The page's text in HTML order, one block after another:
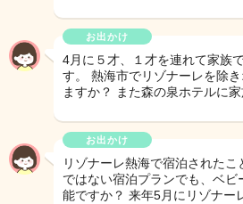
お出かけ
4月に５才、１才を連れて家族
す。 熱海市でリゾナーレを除
ますか？ また森の泉ホテルに
お出かけ
リゾナーレ熱海で宿泊された
ではない宿泊プランでも、ベ
能ですか？ 来年5月にリゾナー